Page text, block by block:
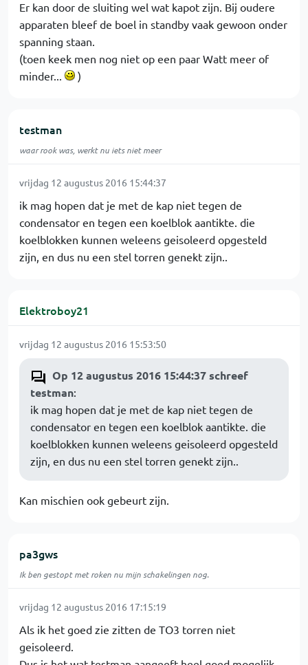
Er kan door de sluiting wel wat kapot zijn. Bij oudere
apparaten bleef de boel in standby vaak gewoon onder
spanning staan.
(toen keek men nog niet op een paar Watt meer of
minder...
)
testman
waar rook was, werkt nu iets niet meer
vrijdag 12 augustus 2016 15:44:37
ik mag hopen dat je met de kap niet tegen de
condensator en tegen een koelblok aantikte. die
koelblokken kunnen weleens geisoleerd opgesteld
zijn, en dus nu een stel torren genekt zijn..
Elektroboy21
vrijdag 12 augustus 2016 15:53:50
Op 12 augustus 2016 15:44:37 schreef
testman:
ik mag hopen dat je met de kap niet tegen de
condensator en tegen een koelblok aantikte. die
koelblokken kunnen weleens geisoleerd opgesteld
zijn, en dus nu een stel torren genekt zijn..
Kan mischien ook gebeurt zijn.
pa3gws
Ik ben gestopt met roken nu mijn schakelingen nog.
vrijdag 12 augustus 2016 17:15:19
Als ik het goed zie zitten de TO3 torren niet
geisoleerd.